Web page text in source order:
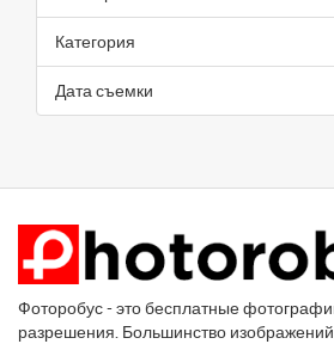
Категория
Дата съемки
Фоторобус - это бесплатные
разрешения. Большинство